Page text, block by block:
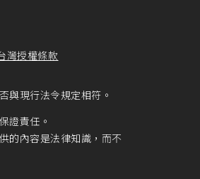
灣授權條款
與現行法令規定相符。
證責任。
的內容是法律知識，而不